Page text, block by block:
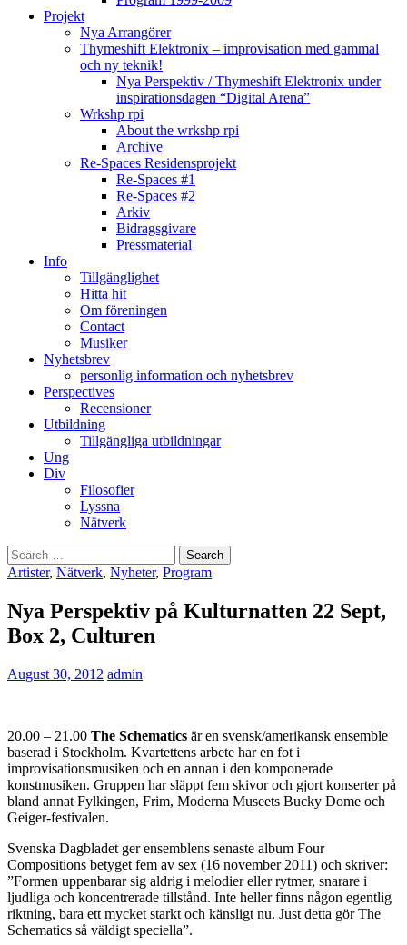
Projekt
Nya Arrangörer
Thymeshift Elektronix – improvisation med gammal
och ny teknik!
Nya Perspektiv / Thymeshift Elektronix under
inspirationsdagen “Digital Arena”
Wrkshp rpi
About the wrkshp rpi
Archive
Re-Spaces Residensprojekt
Re-Spaces #1
Re-Spaces #2
Arkiv
Bidragsgivare
Pressmaterial
Info
Tillgänglighet
Hitta hit
Om föreningen
Contact
Musiker
Nyhetsbrev
personlig information och nyhetsbrev
Perspectives
Recensioner
Utbildning
Tillgängliga utbildningar
Ung
Div
Filosofier
Lyssna
Nätverk
Search
for:
Artister, Nätverk, Nyheter, Program
Nya Perspektiv på Kulturnatten 22 Sept,
Box 2, Culturen
August 30, 2012 admin
20.00 – 21.00 The Schematics är en svensk/amerikansk ensemble
baserad i Stockholm. Kvartettens arbete har en fot i
improvisationsmusiken och en annan i den komponerade
konstmusiken. Gruppen har släppt fem skivor och gjort konserter på
bland annat Fylkingen, Frim, Moderna Museets Bucky Dome och
Geiger-festivalen.
Svenska Dagbladet ger ensemblens senaste album Four
Compositions betyget fem av sex (16 november 2011) och skriver:
”Formen uppenbarar sig aldrig i melodier eller rytmer, snarare i
ljudliga och koncentrerade tillstånd. Inte heller finns någon egentlig
riktning, bara ett mycket starkt och känsligt nu. Just detta gör The
Schematics så väldigt speciella”.